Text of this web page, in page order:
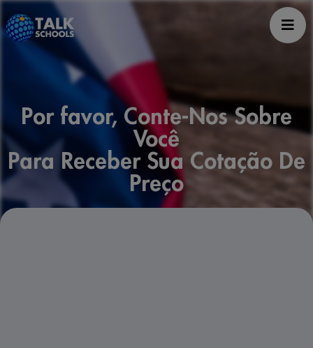
Por favor, Conte-Nos Sobre
Você
Para Receber Sua Cotação De
Preço